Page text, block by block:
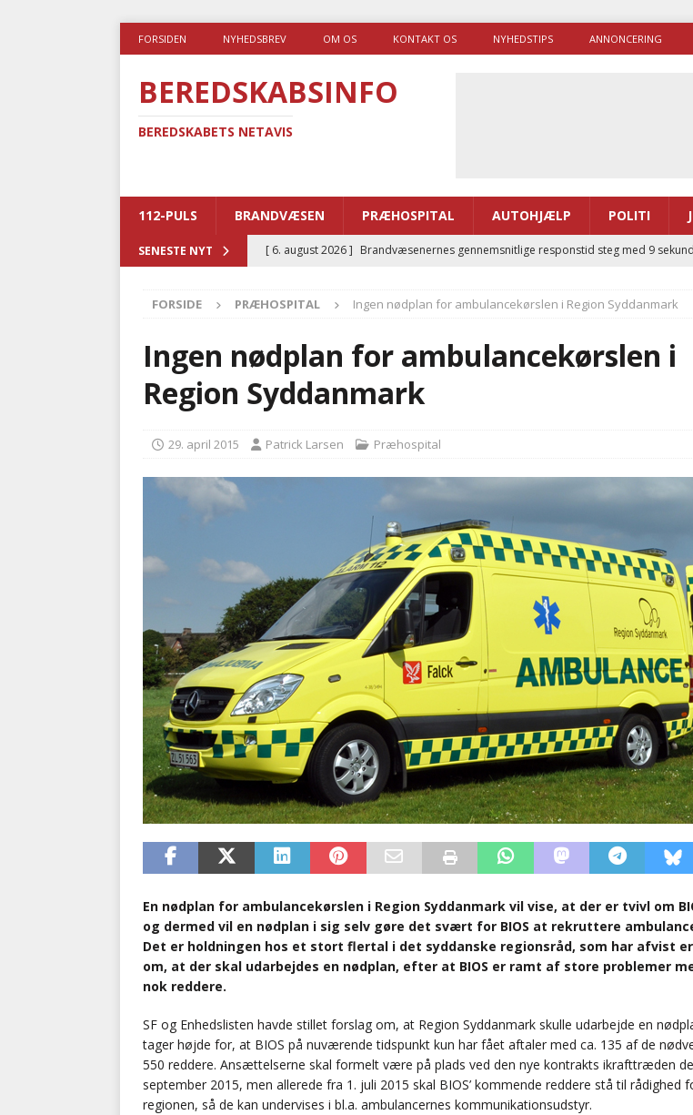
FORSIDEN NYHEDSBREV OM OS KONTAKT OS NYHEDSTIPS ANNONCERING
BEREDSKABSINFO
BEREDSKABETS NETAVIS
112-PULS BRANDVÆSEN PRÆHOSPITAL AUTOHJÆLP POLITI
SENESTE NYT [ 6. august 2026 ] Brandvæsenernes gennemsnitlige responstid steg med 9
[ 5. august 2026 ] Advarer: Udløb af sygetransporttilladelser kan sende 400.000
i det offentlige
PRÆHOSPITAL
[ 5. august 2026 ]
[ 4. august 2026 ] Brandvæsenerne brugte lidt længere tid på at komme af sted i
AUTOHJÆLP
FORSIDE PRÆHOSPITAL Ingen nødplan for ambulancekørslen i Region Syddanmark
Ingen nødplan for ambulancekørslen i
Region Syddanmark
29. april 2015 Patrick Larsen Præhospital
En nødplan for ambulancekørslen i Region Syddanmark vil vise, at der er tvivl om
og dermed vil en nødplan i sig selv gøre det svært for BIOS at rekruttere
Det er holdningen hos et stort flertal i det syddanske regionsråd, som har afvist
om, at der skal udarbejdes en nødplan, efter at BIOS er ramt af store problemer
nok reddere.
SF og Enhedslisten havde stillet forslag om, at Region Syddanmark skulle udarbejde en
tager højde for, at BIOS på nuværende tidspunkt kun har fået aftaler med ca. 135 af de
550 reddere. Ansættelserne skal formelt være på plads ved den nye kontrakts ikrafttræden
september 2015, men allerede fra 1. juli 2015 skal BIOS’ kommende reddere stå til rådighed
regionen, så de kan undervises i bl.a. ambulancernes kommunikationsudstyr.